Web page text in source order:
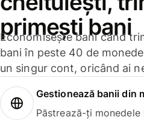
primești bani
Economisește bani când
bani în peste 40 de
un singur cont, oricând ai
Gestionează banii din
Păstrează-ți